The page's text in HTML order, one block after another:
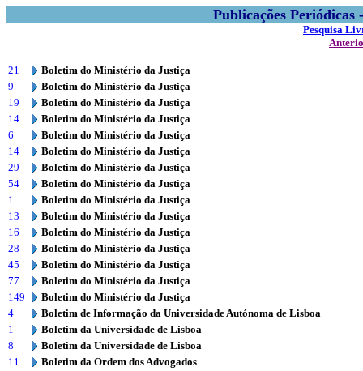
Publicações
Pesquisa
21
Boletim do Ministério da Justiça
9
Boletim do Ministério da Justiça
19
Boletim do Ministério da Justiça
14
Boletim do Ministério da Justiça
6
Boletim do Ministério da Justiça
14
Boletim do Ministério da Justiça
29
Boletim do Ministério da Justiça
54
Boletim do Ministério da Justiça
1
Boletim do Ministério da Justiça
13
Boletim do Ministério da Justiça
16
Boletim do Ministério da Justiça
28
Boletim do Ministério da Justiça
45
Boletim do Ministério da Justiça
77
Boletim do Ministério da Justiça
149
Boletim do Ministério da Justiça
4
Boletim de Informação da Universidade Autónoma de Lisboa
1
Boletim da Universidade de Lisboa
8
Boletim da Universidade de Lisboa
11
Boletim da Ordem dos Advogados